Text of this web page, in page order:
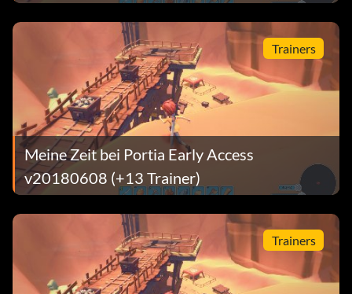
Trainers
Meine Zeit bei Portia Early Access
v20180608 (+13 Trainer)
Trainers